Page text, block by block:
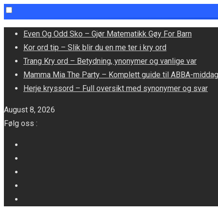
Skip
content
Even Og Odd Sko – Gjør Matematikk Gøy For Barn
Kor ord tip – Slik blir du en me ter i kry ord
Trang Kry ord – Betydning, ynonymer og vanlige var
Mamma Mia The Party – Komplett guide til ABBA-
Herje kryssord – Full oversikt med synonymer og svar
August 8, 2026
Følg oss :